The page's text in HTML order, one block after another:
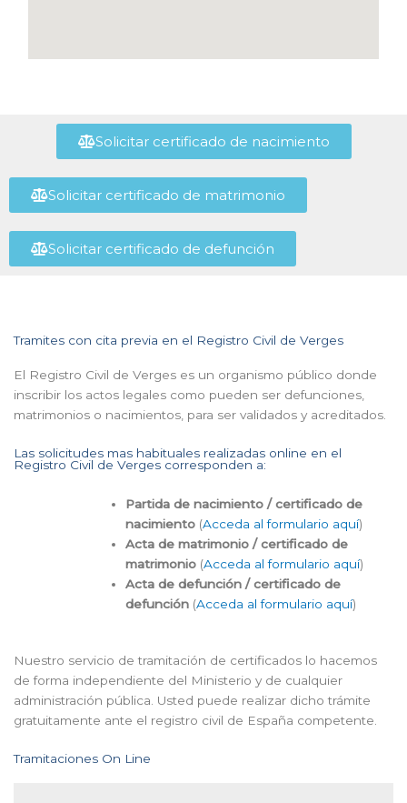
Solicitar certificado de nacimiento
Solicitar certificado de matrimonio
Solicitar certificado de defunción
Tramites con cita previa en el Registro Civil de Verges
El Registro Civil de Verges es un organismo público donde
inscribir los actos legales como pueden ser defunciones,
matrimonios o nacimientos, para ser validados y acreditados.
Las solicitudes mas habituales realizadas online en el
Registro Civil de Verges corresponden a:
Partida de nacimiento / certificado de
nacimiento (Acceda al formulario aquí)
Acta de matrimonio / certificado de
matrimonio (Acceda al formulario aquí)
Acta de defunción / certificado de
defunción (Acceda al formulario aquí)
Nuestro servicio de tramitación de certificados lo hacemos
de forma independiente del Ministerio y de cualquier
administración pública. Usted puede realizar dicho trámite
gratuitamente ante el registro civil de España competente.
Tramitaciones On Line